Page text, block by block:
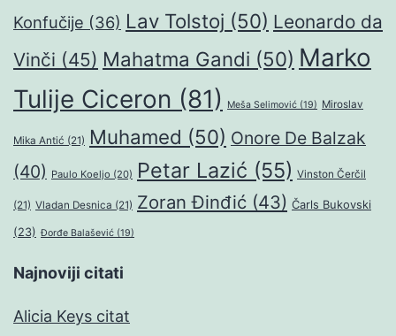
Konfučije (36) Lav Tolstoj (50) Leonardo da
Vinči (45) Mahatma Gandi (50) Marko
Tulije Ciceron (81) Meša Selimović (19) Miroslav
Mika Antić (21) Muhamed (50) Onore De Balzak
(40) Paulo Koeljo (20) Petar Lazić (55) Vinston Čerčil
(21) Vladan Desnica (21) Zoran Đinđić (43) Čarls Bukovski
(23) Đorđe Balašević (19)
Najnoviji citati
Alicia Keys citat